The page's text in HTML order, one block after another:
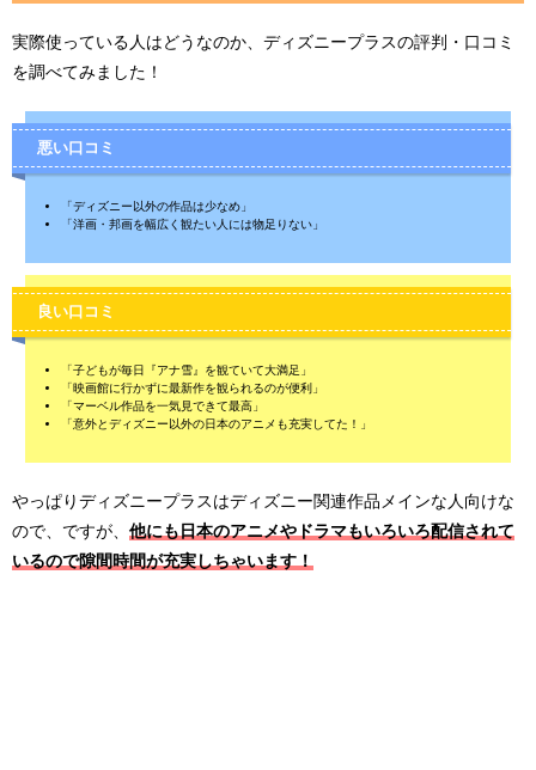
実際使っている人はどうなのか、ディズニープラスの評判・口コミ
を調べてみました！
悪い口コミ
「ディズニー以外の作品は少なめ」
「洋画・邦画を幅広く観たい人には物足りない」
良い口コミ
「子どもが毎日『アナ雪』を観ていて大満足」
「映画館に行かずに最新作を観られるのが便利」
「マーベル作品を一気見できて最高」
「意外とディズニー以外の日本のアニメも充実してた！」
やっぱりディズニープラスはディズニー関連作品メインな人向けな
ので、ですが、 他にも日本のアニメやドラマもいろいろ配信されて
いるので隙間時間が充実しちゃいます！